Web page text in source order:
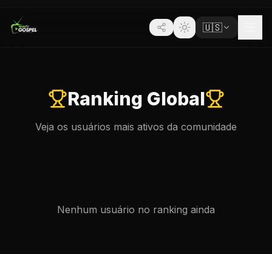
🇺🇸
Ranking Global
Veja os usuários mais ativos da comunidade
Nenhum usuário no ranking ainda